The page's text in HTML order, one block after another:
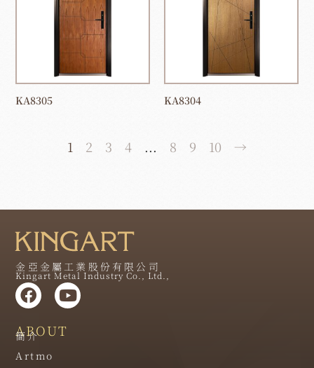
KA8305 KA8304
1 2 3 4 ... 8 9 10 →
金亞金屬工業股份有限公司
Kingart Metal Industry Co., Ltd.,
ABOUT
簡介
Artmo